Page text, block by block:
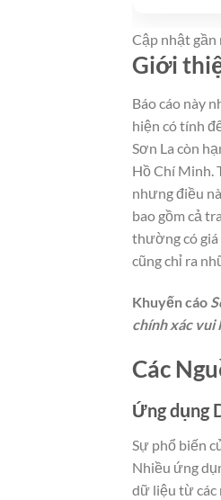
Cập nhật
Giới
Báo cáo này
hiện có tính
Sơn La còn
Hồ Chí Minh.
nhưng điều
bao gồm cả
thường có giá
cũng chỉ ra
Khuyến cáo
chính xác vui
Các
Ứng dụng
Sự phổ biến
Nhiều ứng
dữ liệu từ các